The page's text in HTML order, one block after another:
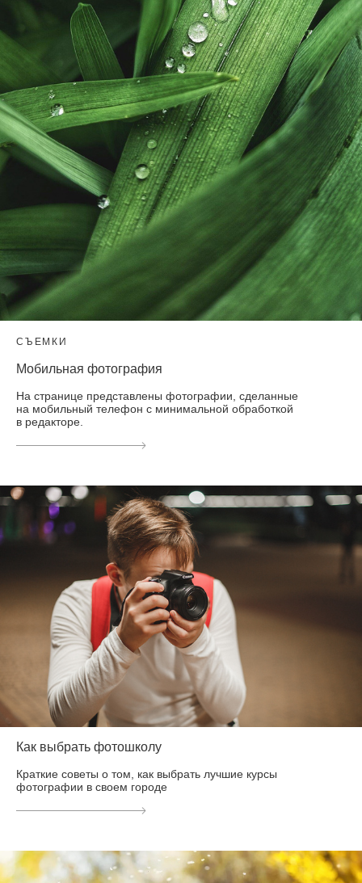
СЪЕМКИ
Мобильная фотография
На странице представлены фотографии, сделанные
на мобильный телефон с минимальной обработкой
в редакторе.
Как выбрать фотошколу
Краткие советы о том, как выбрать лучшие курсы
фотографии в своем городе